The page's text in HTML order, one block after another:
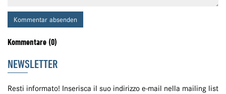
Kommentar absenden
Kommentare (0)
NEWSLETTER
Resti informato! Inserisca il suo indirizzo e-mail nella mailing list